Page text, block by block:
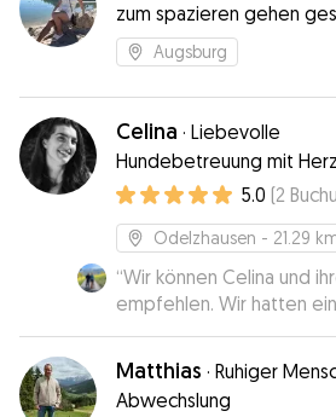
zum spazieren gehen
Augsburg
Celina · Liebevolle
Hundebetreuung mit
Erfahrung❤️🐾 5.0 (2
Odelzhausen - 21.29
“Wir können Celina und
empfehlen. Wir hatten
Kennenlernen, waren
zweien zu Hause. Man
und Leidenschaft fuer
sofort sichtbar
Matthias · Ruhiger
Abwechslung